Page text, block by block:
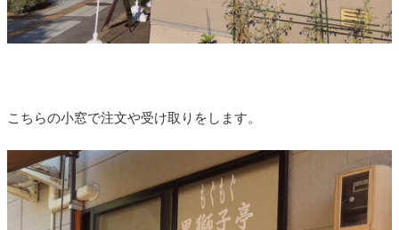
こちらの小窓で注文や受け取りをします。